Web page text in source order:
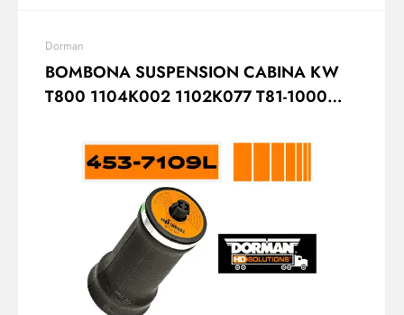
Dorman
BOMBONA SUSPENSION CABINA KW
T800 1104K002 1102K077 T81-1000